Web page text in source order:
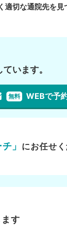
適切な通院先を見
います。
無料 WEBで予
」 にお任せく
す